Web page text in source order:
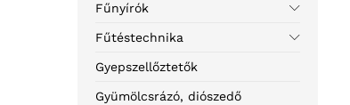
Fűnyírók
Fűtéstechnika
Gyepszellőztetők
Gyümölcsrázó, diószedő